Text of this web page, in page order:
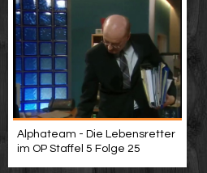
Alphateam - Die Lebensretter
im OP Staffel 5 Folge 25